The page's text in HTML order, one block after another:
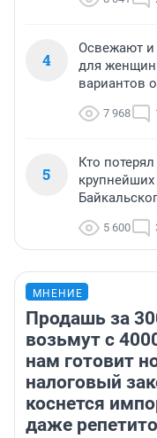
4
Освежают и
для женщин
вариантов
7 968
5
Кто
5 600
МНЕНИЕ
Продашь за
возьмут с
нам готовит
налоговый
коснется
даже